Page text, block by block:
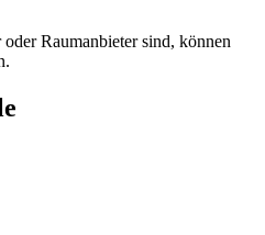
Raumanbieter sind, können